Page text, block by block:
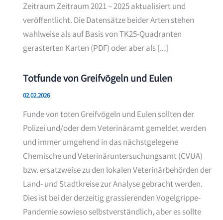
Zeitraum Zeitraum 2021 – 2025 aktualisiert und
veröffentlicht. Die Datensätze beider Arten stehen
wahlweise als auf Basis von TK25-Quadranten
gerasterten Karten (PDF) oder aber als […]
Totfunde von Greifvögeln und Eulen
02.02.2026
Funde von toten Greifvögeln und Eulen sollten der
Polizei und/oder dem Veterinäramt gemeldet werden
und immer umgehend in das nächstgelegene
Chemische und Veterinäruntersuchungsamt (CVUA)
bzw. ersatzweise zu den lokalen Veterinärbehörden der
Land- und Stadtkreise zur Analyse gebracht werden.
Dies ist bei der derzeitig grassierenden Vogelgrippe-
Pandemie sowieso selbstverständlich, aber es sollte